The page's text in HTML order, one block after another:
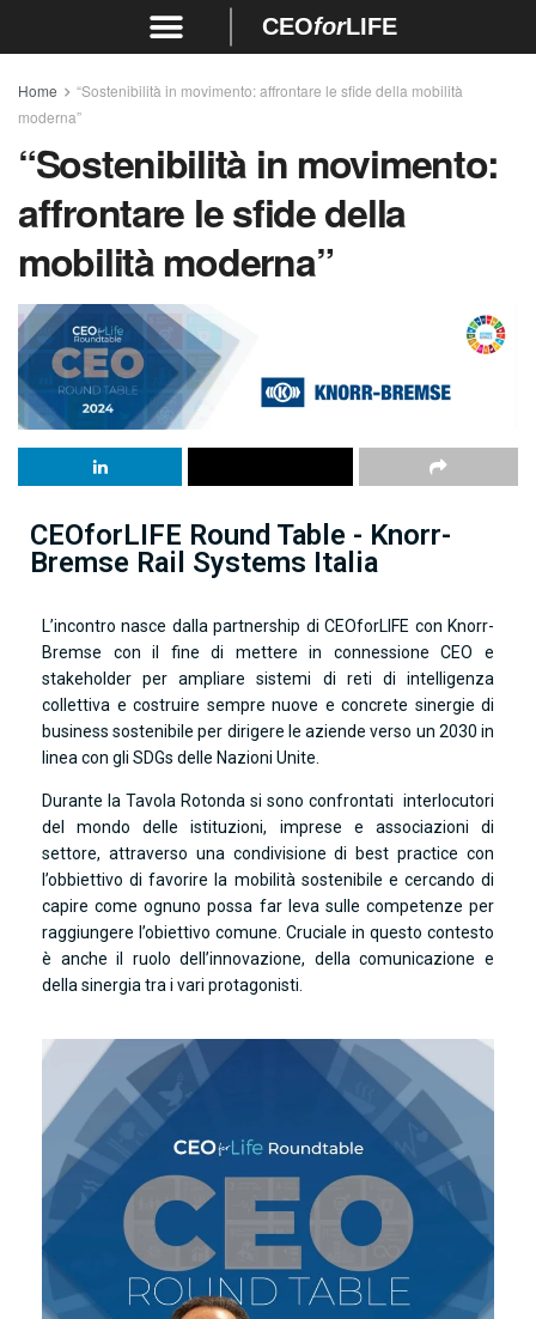
CEOforLIFE
Home
“Sostenibilità in movimento: affrontare le sfide della mobilità
moderna”
“Sostenibilità in movimento:
affrontare le sfide della
mobilità moderna”
CEOforLIFE Round Table - Knorr-
Bremse Rail Systems Italia
L’incontro nasce dalla partnership di CEOforLIFE con Knorr-
Bremse con il fine di mettere in connessione CEO e
stakeholder per ampliare sistemi di reti di intelligenza
collettiva e costruire sempre nuove e concrete sinergie di
business sostenibile per dirigere le aziende verso un 2030 in
linea con gli SDGs delle Nazioni Unite.
Durante la Tavola Rotonda si sono confrontati interlocutori
del mondo delle istituzioni, imprese e associazioni di
settore, attraverso una condivisione di best practice con
l’obbiettivo di favorire la mobilità sostenibile e cercando di
capire come ognuno possa far leva sulle competenze per
raggiungere l’obiettivo comune. Cruciale in questo contesto
è anche il ruolo dell’innovazione, della comunicazione e
della sinergia tra i vari protagonisti.